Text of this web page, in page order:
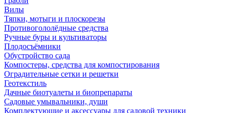
Вилы
Тяпки, мотыги и плоскорезы
Противогололёдные средства
Ручные буры и культиваторы
Плодосъёмники
Обустройство сада
Компостеры, средства для компостирования
Оградительные сетки и решетки
Геотекстиль
Дачные биотуалеты и биопрепараты
Садовые умывальники, души
Комплектующие и аксессуары для садовой техники